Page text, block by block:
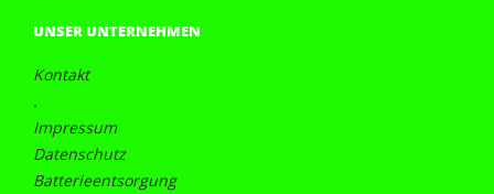
UNSER UNTERNEHMEN
Kontakt
.
Impressum
Datenschutz
Batterieentsorgung